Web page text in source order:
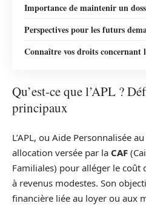
Importance de maintenir un
Perspectives pour les futurs
Connaître vos droits concernant
Qu’est-ce que l’APL ?
principaux
L’APL, ou Aide Personnalisée
allocation versée par la CAF
Familiales) pour alléger le coût
à revenus modestes. Son
financière liée au loyer ou aux